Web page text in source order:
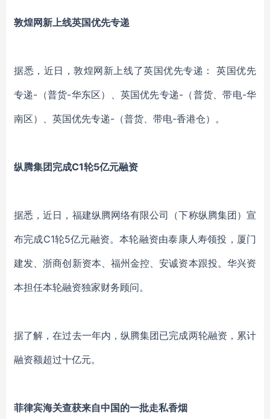
敦煌网新上线英国优先专递
据悉，近日，敦煌网新上线了英国优先专递： 英国优先
专递-（普货-华东区）、英国优先专递-（普货、带电-华
南区）、英国优先专递-（普货、带电-香港仓）。
纵腾集团完成C1轮5亿元融资
据悉，近日，福建纵腾网络有限公司（下称纵腾集团）宣
布完成C1轮5亿元融资。本轮融资由泰康人寿领投，厦门
建发、浙商创新资本、福州金控、安诚资本跟投。华兴资
本担任本轮融资独家财务顾问。
据了解，在过去一年内，纵腾集团已完成两轮融资，累计
融资额超过十亿元。
菲律宾海关查获来自中国的一批走私香烟